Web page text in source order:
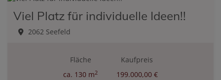
Viel Platz für individuelle Ideen!!
2062 Seefeld
Fläche
ca. 130 m2
Kaufpreis
199.000,00 €